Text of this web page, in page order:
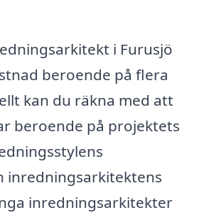
i Furusjö
beroende på flera
kan du räkna med att
beroende på projektets
inredningsarkitektens
inredningsarkitekter